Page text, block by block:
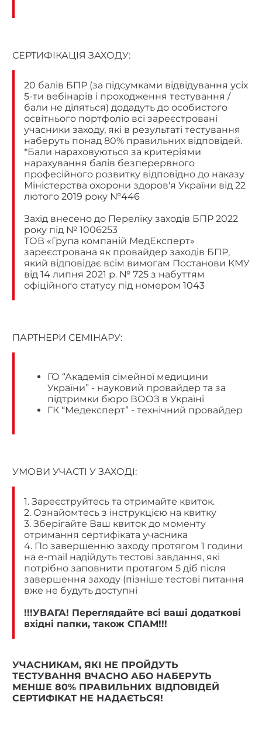
СЕРТИФІКАЦІЯ ЗАХОДУ:
20 балів БПР (за підсумками відвідування усіх
5-ти вебінарів і проходження тестування /
бали не діляться) додадуть до особистого
освітнього портфоліо всі зареєстровані
учасники заходу, які в результаті тестування
наберуть понад 80% правильних відповідей.
*Бали нараховуються за критеріями
нарахування балів безперервного
професійного розвитку відповідно до наказу
Міністерства охорони здоров'я України від 22
лютого 2019 року №446
Захід внесено до Переліку заходів БПР 2022
року під № 1006253
ТОВ «Група компаній МедЕксперт»
зареєстрована як провайдер заходів БПР,
який відповідає всім вимогам Постанови КМУ
від 14 липня 2021 р. № 725 з набуттям
офіційного статусу під номером 1043
ПАРТНЕРИ СЕМІНАРУ:
ГО “Академія сімейної медицини
України” - науковий провайдер та за
підтримки бюро ВООЗ в Україні
ГК “Медексперт” - технічний провайдер
УМОВИ УЧАСТІ У ЗАХОДІ:
1. Зареєструйтесь та отримайте квиток.
2. Ознайомтесь з інструкцією на квитку
3. Зберігайте Ваш квиток до моменту
отримання сертифіката учасника
4. По завершенню заходу протягом 1 години
на e-mail надійдуть тестові завдання, які
потрібно заповнити протягом 5 діб після
завершення заходу (пізніше тестові питання
вже не будуть доступні
!!!УВАГА! Переглядайте всі ваші додаткові
вхідні папки, також СПАМ!!!
УЧАСНИКАМ, ЯКІ НЕ ПРОЙДУТЬ
ТЕСТУВАННЯ ВЧАСНО АБО НАБЕРУТЬ
МЕНШЕ 80% ПРАВИЛЬНИХ ВІДПОВІДЕЙ
СЕРТИФІКАТ НЕ НАДАЄТЬСЯ!